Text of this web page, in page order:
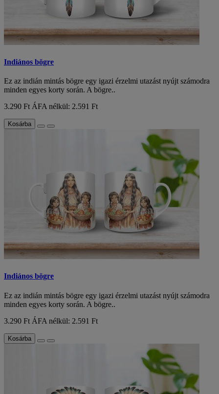
Indiános bögre
Ez az indián mintás bögre egy igazi érzelmi utazást nyújt számodra
minden egyes korty során. A bögre..
3.290 Ft ÁFA nélkül: 2.591 Ft
Kosárba
Indiános bögre
Ez az indián mintás bögre egy igazi érzelmi utazást nyújt számodra
minden egyes korty során. A bögre..
3.290 Ft ÁFA nélkül: 2.591 Ft
Kosárba